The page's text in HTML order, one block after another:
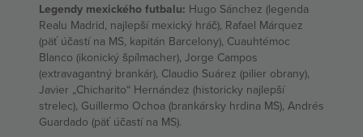
Legendy mexického futbalu: Hugo Sánchez (legenda
Realu Madrid, najlepší mexický hráč), Rafael Márquez
(päť účastí na MS, kapitán Barcelony), Cuauhtémoc
Blanco (ikonický špílmacher), Jorge Campos
(extravagantný brankár), Claudio Suárez (pilier obrany),
Javier „Chicharito“ Hernández (historicky najlepší
strelec), Guillermo Ochoa (brankársky hrdina MS), Andrés
Guardado (päť účastí na MS).